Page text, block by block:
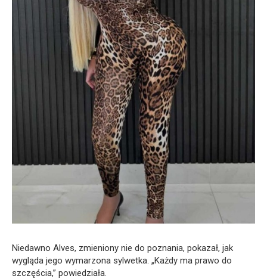
Niedawno Alves, zmieniony nie do poznania, pokazał, jak
wygląda jego wymarzona sylwetka. „Każdy ma prawo do
szczęścia,” powiedziała.